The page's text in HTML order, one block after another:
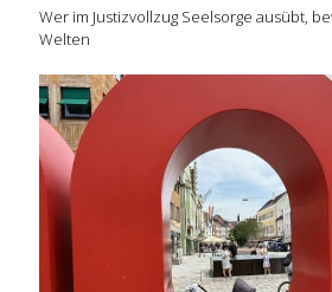
Wer im Justizvollzug Seelsorge ausübt,
Welten